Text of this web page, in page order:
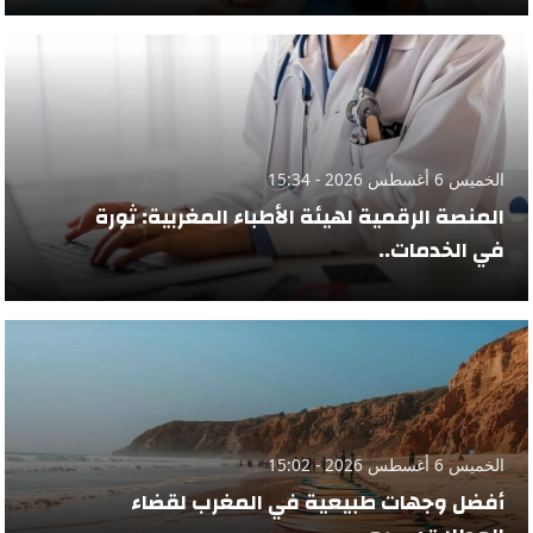
الخميس 6 أغسطس 2026 - 15:34
المنصة الرقمية لهيئة الأطباء المغربية: ثورة
في الخدمات..
الخميس 6 أغسطس 2026 - 15:02
أفضل وجهات طبيعية في المغرب لقضاء